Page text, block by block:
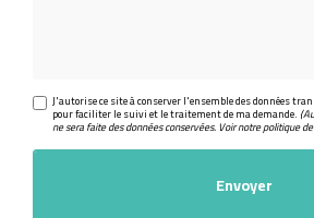
J'autorise ce site à conserver l'ensemble des données
pour faciliter le suivi et le traitement de ma demande.
ne sera faite des données conservées. Voir notrepolitique